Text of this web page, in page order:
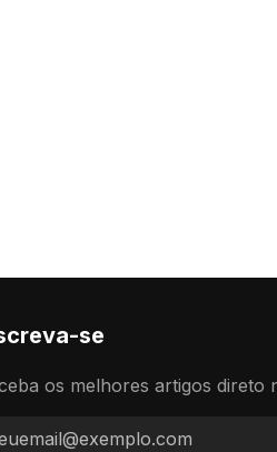
se
os melhores artigos direto